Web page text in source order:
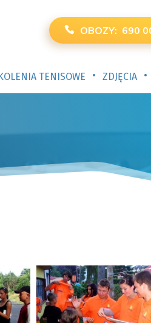
OBOZY: 690
TENISOWE • ZDJĘCIA •